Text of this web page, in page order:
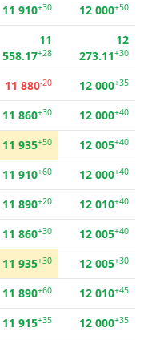
11 910+30 12 000+50
11
558.17+28
12
273.11+30
11 880-20 12 000+35
11 860+30 12 000+40
11 935+50 12 005+40
11 910+60 12 000+40
11 890+20 12 010+40
11 860+30 12 005+40
11 935+30 12 005+30
11 890+60 12 010+45
11 915+35 12 000+35